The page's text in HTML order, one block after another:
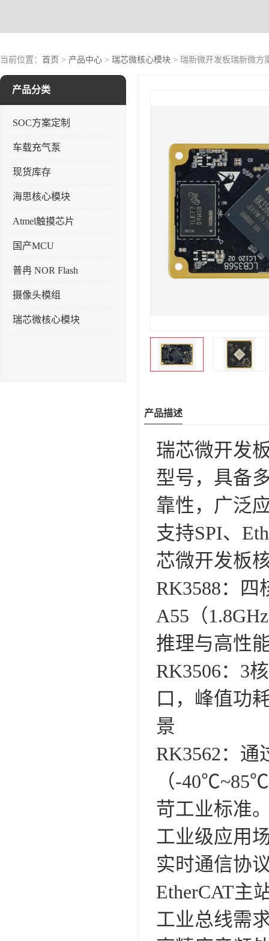
当前位置： 首页 > 产品中心 > 瑞芯微核心模块 > 瑞新微开发板瑞新微方
产品分类
SOC方案定制
车载充气泵
现货库存
海思核心模块
Atmel触摸芯片
国产MCU
普冉 NOR Flash
摄像头模组
瑞芯微核心模块
产品描述
瑞芯微开发
型号，具备
靠性，广泛
支持SPI、
芯微开发板
‌RK3588‌：四
A55（
推理与高性
‌RK3506‌：3
口，峰值功
景
‌RK3562‌：
（-
苛工业标准
工业级应用
实时通信协
EtherCAT主
工业总线需